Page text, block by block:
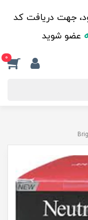
جهت دریافت کد
عضو شوید
0